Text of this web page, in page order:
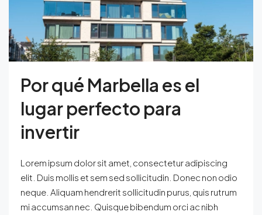
Por qué Marbella es el
lugar perfecto para
invertir
Lorem ipsum dolor sit amet, consectetur adipiscing
elit. Duis mollis et sem sed sollicitudin. Donec non odio
neque. Aliquam hendrerit sollicitudin purus, quis rutrum
mi accumsan nec. Quisque bibendum orci ac nibh